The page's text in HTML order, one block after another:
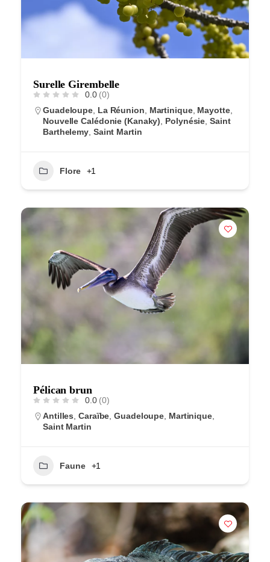
Surelle Girembelle
0.0 (0)
Guadeloupe La Réunion Martinique, Mayotte,
Nouvelle Calédonie (Kanaky)
Polynésie ,Saint
Barthelemy Saint Martin
Flore +1
Pélican brun
0.0 (0)
Antilles ,Caraïbe ,Guadeloupe Martinique,
Saint Martin
Faune +1